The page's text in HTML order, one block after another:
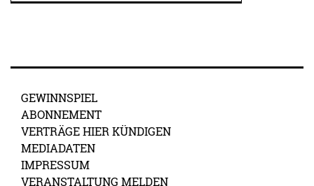
GEWINNSPIEL
ABONNEMENT
VERTRÄGE HIER KÜNDIGEN
MEDIADATEN
IMPRESSUM
VERANSTALTUNG MELDEN